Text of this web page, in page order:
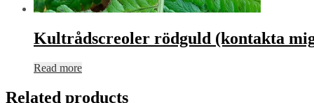
Kultrådscreoler rödguld (kontakta
Read more
Related products